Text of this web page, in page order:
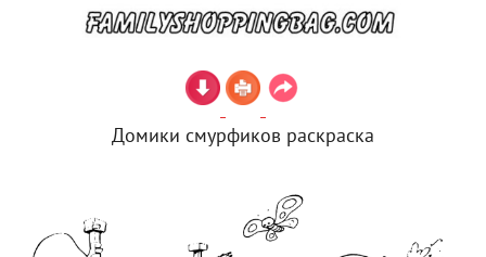
Домики смурфиков раскраска